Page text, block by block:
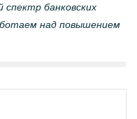
банковских
над повышением